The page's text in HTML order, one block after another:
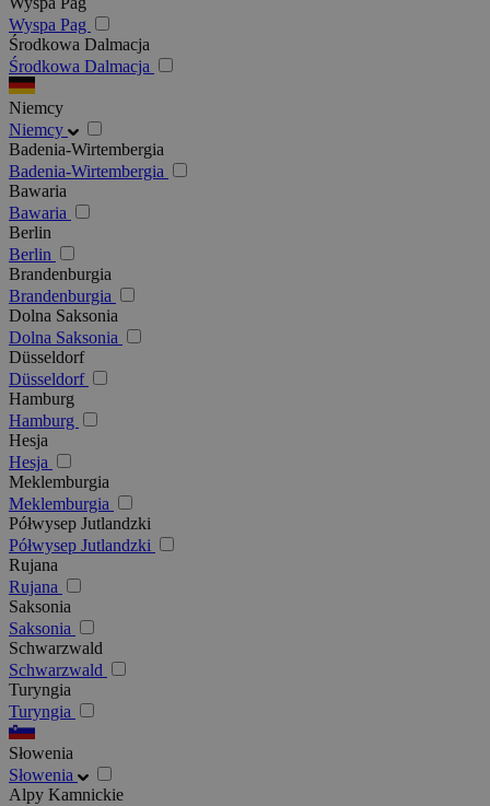
Wyspa Pag
Środkowa Dalmacja
Środkowa Dalmacja
Niemcy
Niemcy
Badenia-Wirtembergia
Badenia-Wirtembergia
Bawaria
Bawaria
Berlin
Berlin
Brandenburgia
Brandenburgia
Dolna Saksonia
Dolna Saksonia
Düsseldorf
Düsseldorf
Hamburg
Hamburg
Hesja
Hesja
Meklemburgia
Meklemburgia
Półwysep Jutlandzki
Półwysep Jutlandzki
Rujana
Rujana
Saksonia
Saksonia
Schwarzwald
Schwarzwald
Turyngia
Turyngia
Słowenia
Słowenia
Alpy Kamnickie